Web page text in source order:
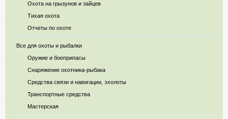
Охота на грызунов и зайцев
Тихая охота
Отчеты по охоте
Все для охоты и рыбалки
Оружие и боеприпасы
Снаряжение охотника-рыбака
Средства связи и навигации, эхолоты
Транспортные средства
Мастерская